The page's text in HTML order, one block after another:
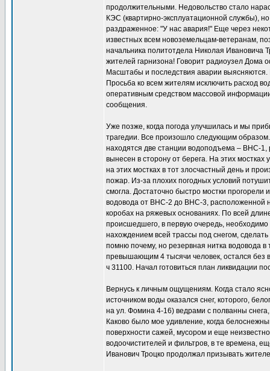
продолжительными. Недовольство стало
КЭС (квартирно-эксплуатационной службы),
раздраженное: "У нас авария!" Еще через
известных всем новоземельцам-ветеранам,
начальника политотдела Николая
жителей гарнизона! Говорит радиоузел Дома
Масштабы и последствия аварии
Просьба ко всем жителям исключить расход
оперативным средством массовой
сообщения.
Уже позже, когда погода улучшилась и мы
трагедии. Все произошло следующим
находятся две станции водоподъема – ВНС-
вынесен в сторону от берега. На этих
на этих мостках в тот злосчастный день и
пожар. Из-за плохих погодных условий
смогла. Достаточно быстро мостки прогорели
водовода от ВНС-2 до ВНС-3, расположенной
коробах на ряжевых основаниях. По всей
происшедшего, в первую очередь, необходимо
нахождением всей трассы под снегом,
помню почему, но резервная нитка водовода
превышающим 4 тысячи человек, остался
ч 31100. Начал готовиться план ликвидации
Вернусь к личным ощущениям. Когда стало
источником воды оказался снег, которого,
на ул. Фомина 4-16) ведрами с полванны
Каково было мое удивление, когда
поверхности сажей, мусором и еще
водоочистителей и фильтров, в те времена,
Иванович Троцко продолжал призывать